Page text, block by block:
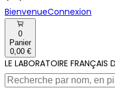
BienvenueConnexion
0
Panier
0,00 €
LE LABORATOIRE FRANÇAIS